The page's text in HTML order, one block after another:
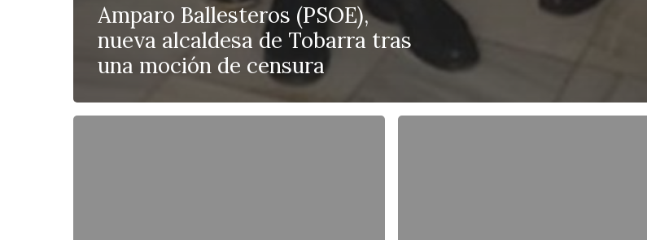
Amparo Ballesteros (PSOE),
nueva alcaldesa de Tobarra tras
una moción de censura